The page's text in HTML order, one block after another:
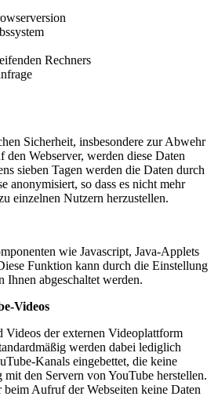
Rechners
Sicherheit, insbesondere zur Abwehr
Webserver, werden diese Daten
sieben Tagen werden die Daten durch
anonymisiert, so dass es nicht mehr
einzelnen Nutzern herzustellen.
wie Javascript, Java-Applets
Funktion kann durch die Einstellung
Ihnen abgeschaltet werden.
Videos
Videos der externen Videoplattform
werden dabei lediglich
Kanals eingebettet, die keine
den Servern von YouTube herstellen.
Aufruf der Webseiten keine Daten